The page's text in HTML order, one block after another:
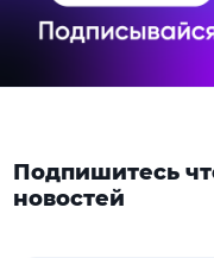
Подпишитесь
новостей